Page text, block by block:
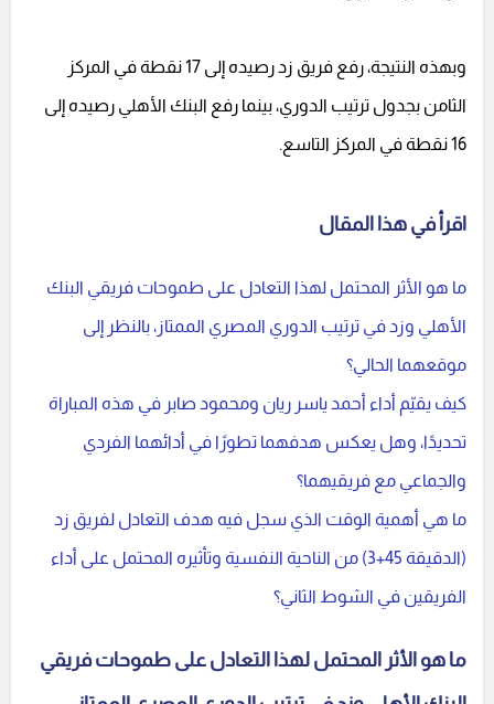
وبهذه النتيجة، رفع فريق زد رصيده إلى 17 نقطة في المركز
الثامن بجدول ترتيب الدوري، بينما رفع البنك الأهلي رصيده إلى
16 نقطة في المركز التاسع.
اقرأ في هذا المقال
ما هو الأثر المحتمل لهذا التعادل على طموحات فريقي البنك
الأهلي وزد في ترتيب الدوري المصري الممتاز، بالنظر إلى
موقعهما الحالي؟
كيف يقيّم أداء أحمد ياسر ريان ومحمود صابر في هذه المباراة
تحديدًا، وهل يعكس هدفهما تطورًا في أدائهما الفردي
والجماعي مع فريقيهما؟
ما هي أهمية الوقت الذي سجل فيه هدف التعادل لفريق زد
(الدقيقة 45+3) من الناحية النفسية وتأثيره المحتمل على أداء
الفريقين في الشوط الثاني؟
ما هو الأثر المحتمل لهذا التعادل على طموحات فريقي